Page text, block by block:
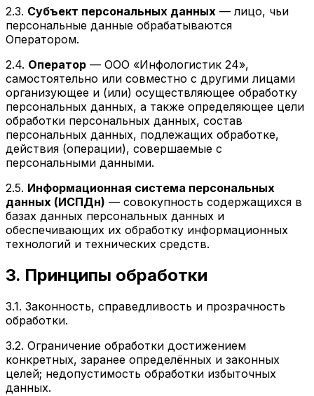
2.3. Субъект персональных данных — лицо, чьи
персональные данные обрабатываются
Оператором.
2.4. Оператор — ООО «Инфологистик 24»,
самостоятельно или совместно с другими лицами
организующее и (или) осуществляющее обработку
персональных данных, а также определяющее цели
обработки персональных данных, состав
персональных данных, подлежащих обработке,
действия (операции), совершаемые с
персональными данными.
2.5. Информационная система персональных
данных (ИСПДн) — совокупность содержащихся в
базах данных персональных данных и
обеспечивающих их обработку информационных
технологий и технических средств.
3. Принципы обработки
3.1. Законность, справедливость и прозрачность
обработки.
3.2. Ограничение обработки достижением
конкретных, заранее определённых и законных
целей; недопустимость обработки избыточных
данных.